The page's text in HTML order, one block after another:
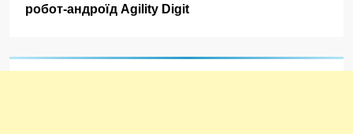
робот-андроїд Agility Digit